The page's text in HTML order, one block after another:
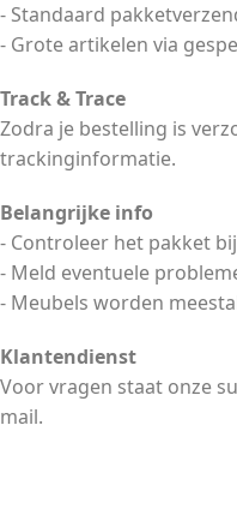
- Standaard
- Grote artikelen via
Track & Trace
Zodra je bestelling is
trackinginformatie.
Belangrijke info
- Controleer het pakket
- Meld eventuele
- Meubels worden
Klantendienst
Voor vragen staat onze
mail.